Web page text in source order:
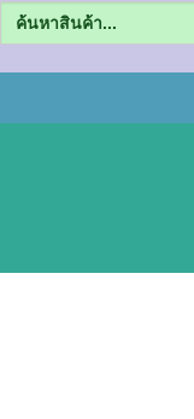
Search
for:
ไป